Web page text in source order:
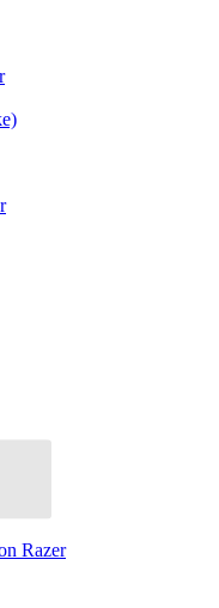
Razer